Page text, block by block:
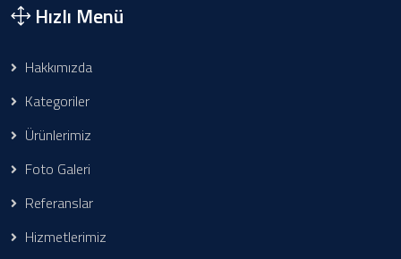
Hızlı Menü
Hakkımızda
Kategoriler
Ürünlerimiz
Foto Galeri
Referanslar
Hizmetlerimiz